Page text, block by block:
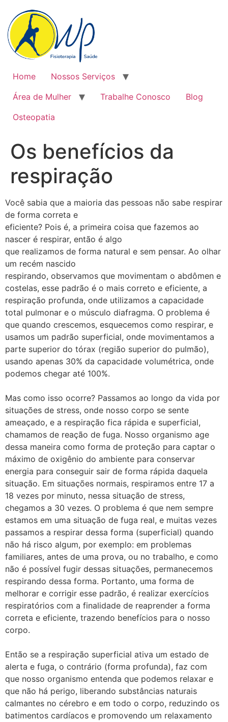
Home
Nossos Serviços
Área de Mulher
Trabalhe Conosco
Blog
Osteopatia
Os benefícios da
respiração
Você sabia que a maioria das pessoas não sabe respirar
de forma correta e
eficiente? Pois é, a primeira coisa que fazemos ao
nascer é respirar, então é algo
que realizamos de forma natural e sem pensar. Ao olhar
um recém nascido
respirando, observamos que movimentam o abdômen e
costelas, esse padrão é o mais correto e eficiente, a
respiração profunda, onde utilizamos a capacidade
total pulmonar e o músculo diafragma. O problema é
que quando crescemos, esquecemos como respirar, e
usamos um padrão superficial, onde movimentamos a
parte superior do tórax (região superior do pulmão),
usando apenas 30% da capacidade volumétrica, onde
podemos chegar até 100%.
Mas como isso ocorre? Passamos ao longo da vida por
situações de stress, onde nosso corpo se sente
ameaçado, e a respiração fica rápida e superficial,
chamamos de reação de fuga. Nosso organismo age
dessa maneira como forma de proteção para captar o
máximo de oxigênio do ambiente para conservar
energia para conseguir sair de forma rápida daquela
situação. Em situações normais, respiramos entre 17 a
18 vezes por minuto, nessa situação de stress,
chegamos a 30 vezes. O problema é que nem sempre
estamos em uma situação de fuga real, e muitas vezes
passamos a respirar dessa forma (superficial) quando
não há risco algum, por exemplo: em problemas
familiares, antes de uma prova, ou no trabalho, e como
não é possível fugir dessas situações, permanecemos
respirando dessa forma. Portanto, uma forma de
melhorar e corrigir esse padrão, é realizar exercícios
respiratórios com a finalidade de reaprender a forma
correta e eficiente, trazendo benefícios para o nosso
corpo.
Então se a respiração superficial ativa um estado de
alerta e fuga, o contrário (forma profunda), faz com
que nosso organismo entenda que podemos relaxar e
que não há perigo, liberando substâncias naturais
calmantes no cérebro e em todo o corpo, reduzindo os
batimentos cardíacos e promovendo um relaxamento